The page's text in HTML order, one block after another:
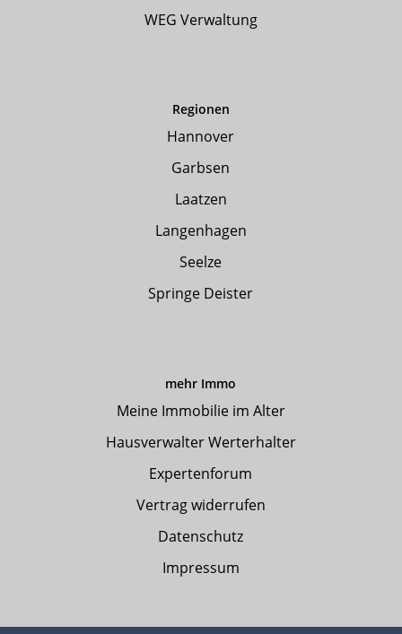
WEG Verwaltung
Regionen
Hannover
Garbsen
Laatzen
Langenhagen
Seelze
Springe Deister
mehr Immo
Meine Immobilie im Alter
Hausverwalter Werterhalter
Expertenforum
Vertrag widerrufen
Datenschutz
Impressum